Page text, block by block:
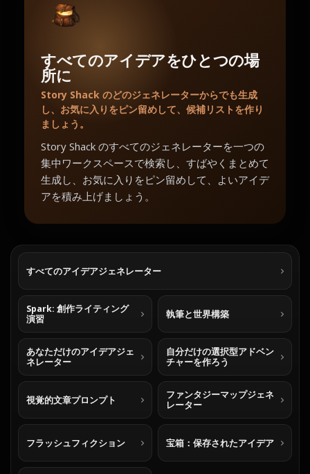
すべてのアイデアをひとつの場
所に
Story Shack のどのジェネレーターからでも生成
し、お気に入りをピン留めして、候補リストを作り
ましょう。
Story Shack のすべてのジェネレーターを一つの
集中ワークスペースで検索し、すばやくまとめて
生成し、お気に入りをピン留めして、よいアイデ
アを積み上げましょう。
すべてのアイデアジェネレーター
Spark: 創作ライティング
演習
執筆と世界構築
あなただけのアイデアジェ
ネレーター
自分だけの選択型アドベン
チャーを作ろう
視覚的文章プロンプト
ファンタジーマップジェネ
レーター
フラッシュフィクション 宝箱：保存されたアイデア